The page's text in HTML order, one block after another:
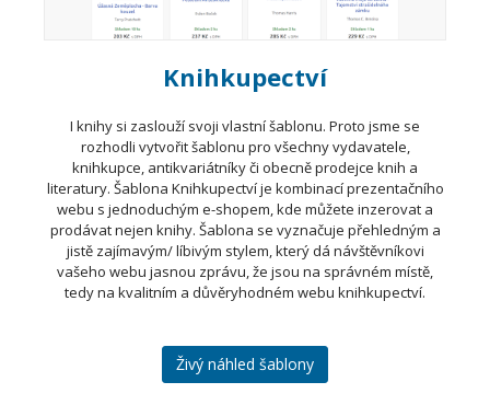
Knihkupectví
I knihy si zaslouží svoji vlastní šablonu. Proto jsme se
rozhodli vytvořit šablonu pro všechny vydavatele,
knihkupce, antikvariátníky či obecně prodejce knih a
literatury. Šablona Knihkupectví je kombinací prezentačního
webu s jednoduchým e-shopem, kde můžete inzerovat a
prodávat nejen knihy. Šablona se vyznačuje přehledným a
jistě zajímavým/ líbivým stylem, který dá návštěvníkovi
vašeho webu jasnou zprávu, že jsou na správném místě,
tedy na kvalitním a důvěryhodném webu knihkupectví.
Živý náhled šablony